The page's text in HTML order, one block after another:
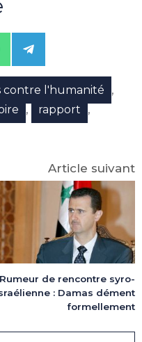
Share
on
Telegram
contre l'humanité ,
, rapport ,
Article suivant
Rumeur de rencontre syro-
: Damas dément
formellement